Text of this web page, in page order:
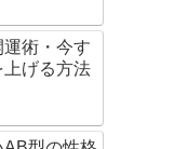
術・今す
上げる方法